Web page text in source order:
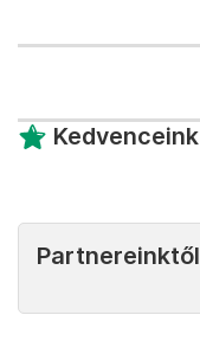
Kedvenceink
Partnereinktől